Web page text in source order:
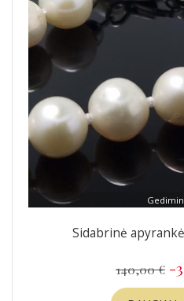
Sidabrinė
140,00 € -